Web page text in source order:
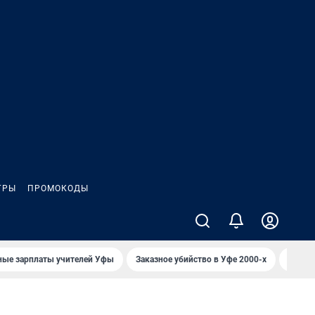
ПРОМОКОДЫ
зарплаты учителей Уфы Заказное убийство в Уфе 2000-х